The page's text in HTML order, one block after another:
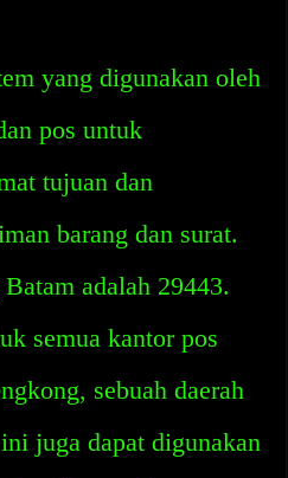
yang digunakan oleh
pos untuk
tujuan dan
barang dan surat.
adalah 29443.
semua kantor pos
sebuah daerah
juga dapat digunakan